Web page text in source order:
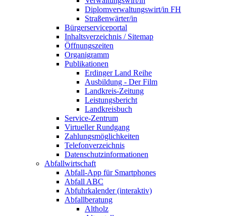
Diplomverwaltungswirt/in FH
Straßenwärter/in
Bürgerserviceportal
Inhaltsverzeichnis / Sitemap
Öffnungszeiten
Organigramm
Publikationen
Erdinger Land Reihe
Ausbildung - Der Film
Landkreis-Zeitung
Leistungsbericht
Landkreisbuch
Service-Zentrum
Virtueller Rundgang
Zahlungsmöglichkeiten
Telefonverzeichnis
Datenschutzinformationen
Abfallwirtschaft
Abfall-App für Smartphones
Abfall ABC
Abfuhrkalender (interaktiv)
Abfallberatung
Altholz